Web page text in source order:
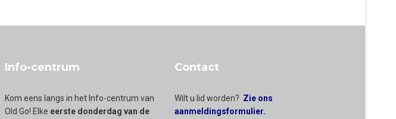
Info-centrum
Kom eens langs in het Info-centrum van
Old Go! Elke eerste donderdag van de
Contact
Wilt u lid worden? Zie ons
aanmeldingsformulier.